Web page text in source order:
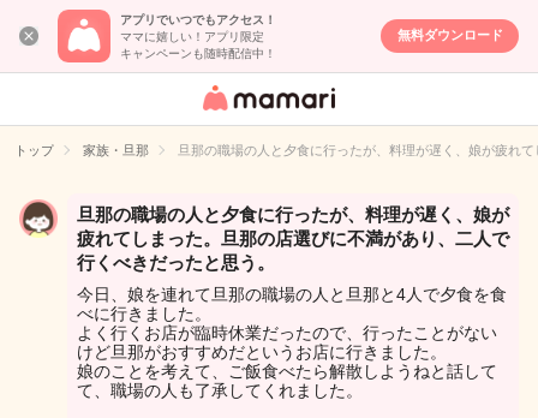
アプリでいつでもアクセス！
ママに嬉しい！アプリ限定
キャンペーンも随時配信中！
無料ダウンロード
女性専用匿名QA
イト
トップ 家族・旦那 旦那の職場の人と夕食に行ったが、料理が遅く、娘が疲れ
旦那の職場の人と夕食に行ったが、料理が遅く、娘が
疲れてしまった。旦那の店選びに不満があり、二人で
行くべきだったと思う。
今日、娘を連れて旦那の職場の人と旦那と4人で夕食を食
べに行きました。
よく行くお店が臨時休業だったので、行ったことがない
けど旦那がおすすめだというお店に行きました。
娘のことを考えて、ご飯食べたら解散しようねと話して
て、職場の人も了承してくれました。